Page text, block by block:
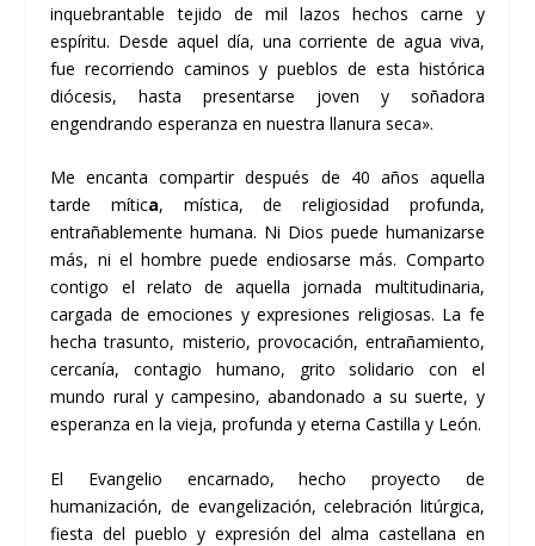
inquebrantable tejido de mil lazos hechos carne y
espíritu. Desde aquel día, una corriente de agua viva,
fue recorriendo caminos y pueblos de esta histórica
diócesis, hasta presentarse joven y soñadora
engendrando esperanza en nuestra llanura seca».
Me encanta compartir después de 40 años aquella
tarde mítica, mística, de religiosidad profunda,
entrañablemente humana. Ni Dios puede humanizarse
más, ni el hombre puede endiosarse más. Comparto
contigo el relato de aquella jornada multitudinaria,
cargada de emociones y expresiones religiosas. La fe
hecha trasunto, misterio, provocación, entrañamiento,
cercanía, contagio humano, grito solidario con el
mundo rural y campesino, abandonado a su suerte, y
esperanza en la vieja, profunda y eterna Castilla y León.
El Evangelio encarnado, hecho proyecto de
humanización, de evangelización, celebración litúrgica,
fiesta del pueblo y expresión del alma castellana en